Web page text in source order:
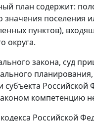
план содержит:
поселения
пунктов),
округа.
закона, суд
компетенцию
Российской